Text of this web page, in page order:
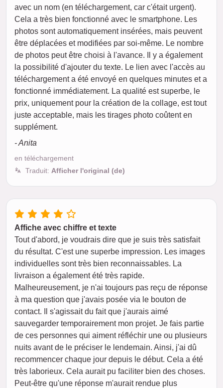
avec un nom (en téléchargement, car c'était urgent).
Cela a très bien fonctionné avec le smartphone. Les
photos sont automatiquement insérées, mais peuvent
être déplacées et modifiées par soi-même. Le nombre
de photos peut être choisi à l'avance. Il y a également
la possibilité d'ajouter du texte. Le lien avec l'accès au
téléchargement a été envoyé en quelques minutes et a
fonctionné immédiatement. La qualité est superbe, le
prix, uniquement pour la création de la collage, est tout
juste acceptable, mais les tirages photo coûtent en
supplément.
- Anita
en téléchargement
Traduit: Afficher l'original (de)
Affiche avec chiffre et texte
Tout d'abord, je voudrais dire que je suis très satisfait
du résultat. C'est une superbe impression. Les images
individuelles sont très bien reconnaissables. La
livraison a également été très rapide.
Malheureusement, je n'ai toujours pas reçu de réponse
à ma question que j'avais posée via le bouton de
contact. Il s'agissait du fait que j'aurais aimé
sauvegarder temporairement mon projet. Je fais partie
de ces personnes qui aiment réfléchir une ou plusieurs
nuits avant de le préciser le lendemain. Ainsi, j'ai dû
recommencer chaque jour depuis le début. Cela a été
très laborieux. Cela aurait pu faciliter bien des choses.
Peut-être qu'une réponse m'aurait rendue plus